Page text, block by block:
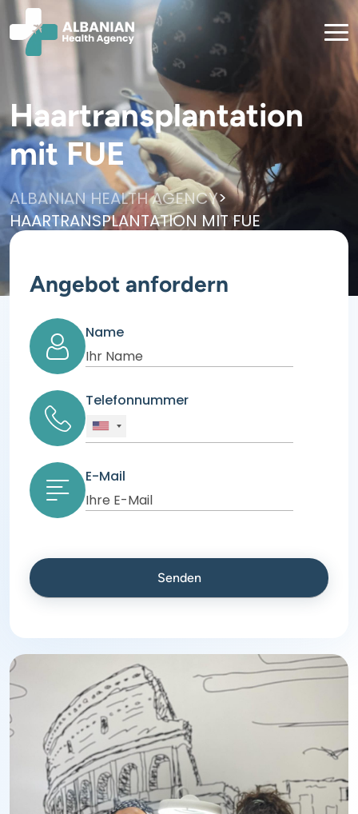
Haartransplantation
mit FUE
ALBANIAN HEALTH AGENCY>
HAARTRANSPLANTATION MIT FUE
Angebot anfordern
Name
Telefonnummer
E-Mail